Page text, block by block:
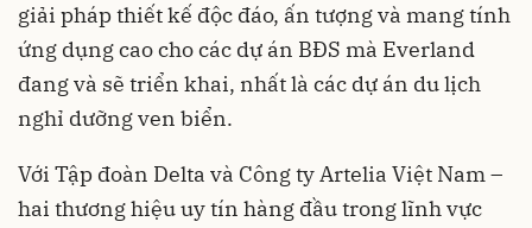
giải pháp thiết kế độc đáo, ấn tượng và mang tính
ứng dụng cao cho các dự án BĐS mà Everland
đang và sẽ triển khai, nhất là các dự án du lịch
nghỉ dưỡng ven biển.
Với Tập đoàn Delta và Công ty Artelia Việt Nam –
hai thương hiệu uy tín hàng đầu trong lĩnh vực